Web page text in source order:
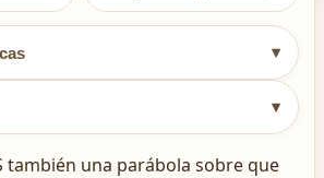
▾
▾
también una parábola sobre que